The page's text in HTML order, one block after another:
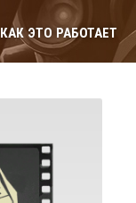
КАК ЭТО РАБОТАЕТ